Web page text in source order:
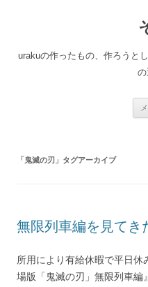
へ
urakuの作ったもの、作ろうと
の
「鬼滅の刃 」タグアーカイブ
無限列車編を見てき
所用により有給休暇で平日休
場版「鬼滅の刃」無限列車編